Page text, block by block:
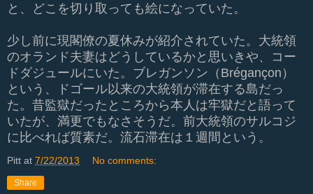
と、どこを切り取っても絵になっていた。
少し前に現閣僚の夏休みが紹介されていた。大統領
のオランド夫妻はどうしているかと思いきや、コー
ドダジュールにいた。ブレガンソン（Brégançon）
という、ドゴール以来の大統領が滞在する島だっ
た。昔監獄だったところから本人は牢獄だと語って
いたが、満更でもなさそうだ。前大統領のサルコジ
に比べれば質素だ。流石滞在は１週間という。
Pitt at 7/22/2013 No comments:
Share